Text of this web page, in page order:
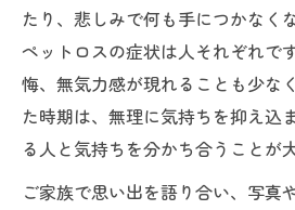
たり、悲しみで何も手につかなく
ペットロスの症状は人それぞれで
悔、無気力感が現れることも少な
た時期は、無理に気持ちを抑え込
る人と気持ちを分かち合うことが
ご家族で思い出を語り合い、写真